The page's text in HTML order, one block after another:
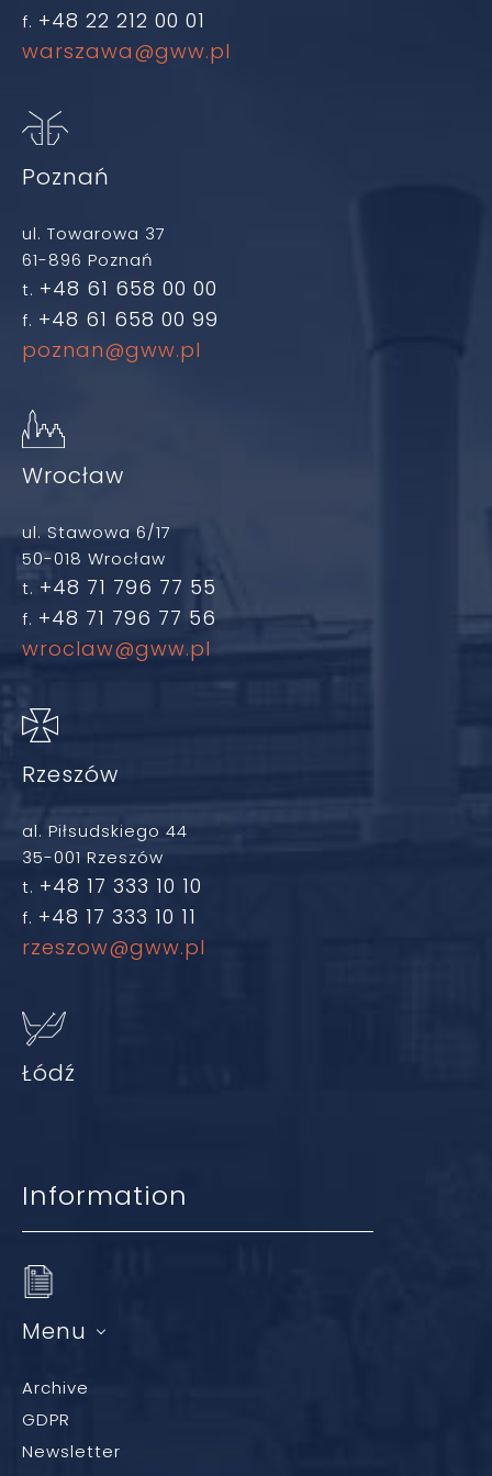
f. +48 22 212 00 01
warszawa@gww.pl
Poznań
ul. Towarowa 37
61-896 Poznań
t. +48 61 658 00 00
f. +48 61 658 00 99
poznan@gww.pl
Wrocław
ul. Stawowa 6/17
50-018 Wrocław
t. +48 71 796 77 55
f. +48 71 796 77 56
wroclaw@gww.pl
Rzeszów
al. Piłsudskiego 44
35-001 Rzeszów
t. +48 17 333 10 10
f. +48 17 333 10 11
rzeszow@gww.pl
Łódź
Information
Menu
Archive
GDPR
Newsletter